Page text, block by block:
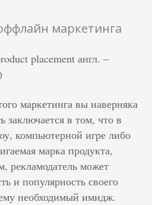
маркетинга
placement англ. –
маркетинга вы наверняка
заключается в том, что в
компьютерной игре либо
марка продукта,
рекламодатель может
и популярность своего
необходимый имидж.